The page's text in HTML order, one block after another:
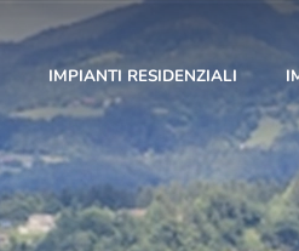
IMPIANTI RESIDENZIALI